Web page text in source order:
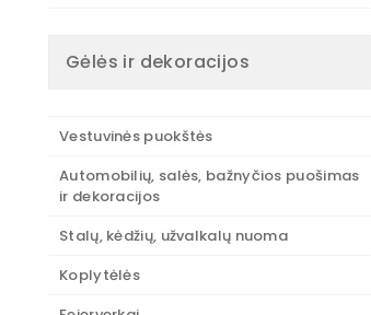
Gėlės ir dekoracijos
Vestuvinės puokštės
Automobilių, salės, bažnyčios puošimas
ir dekoracijos
Stalų, kėdžių, užvalkalų nuoma
Koplytėlės